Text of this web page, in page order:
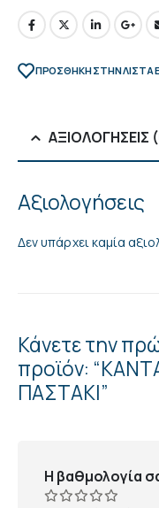
ΠΡΌΣΘΉΚΗ ΣΤΗΝ ΛΊΣΤΑ
ΑΞΙΟΛΟΓΉΣΕΙΣ
Αξιολογήσεις
Δεν υπάρχει καμία
Κάνετε την
προϊόν:
ΠΑΣΤΑΚΙ”
Η βαθμολογία